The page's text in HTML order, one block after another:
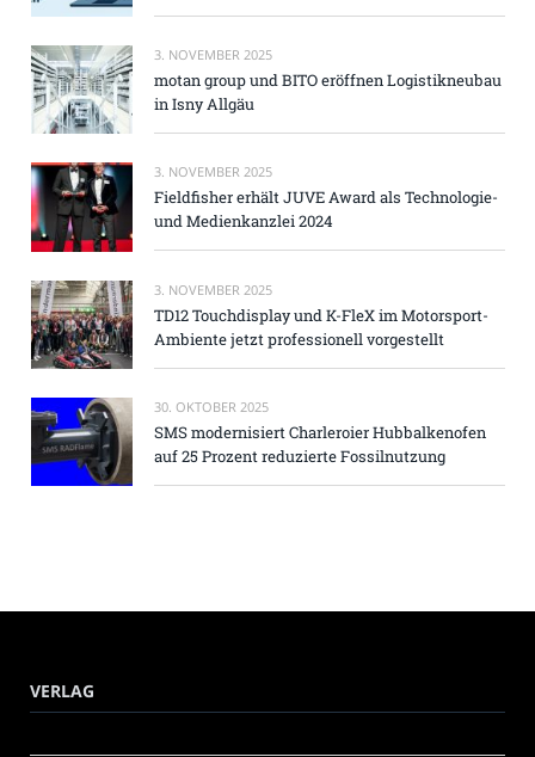
3. NOVEMBER 2025
motan group und BITO eröffnen Logistikneubau
in Isny Allgäu
3. NOVEMBER 2025
Fieldfisher erhält JUVE Award als Technologie-
und Medienkanzlei 2024
3. NOVEMBER 2025
TD12 Touchdisplay und K-FleX im Motorsport-
Ambiente jetzt professionell vorgestellt
30. OKTOBER 2025
SMS modernisiert Charleroier Hubbalkenofen
auf 25 Prozent reduzierte Fossilnutzung
VERLAG